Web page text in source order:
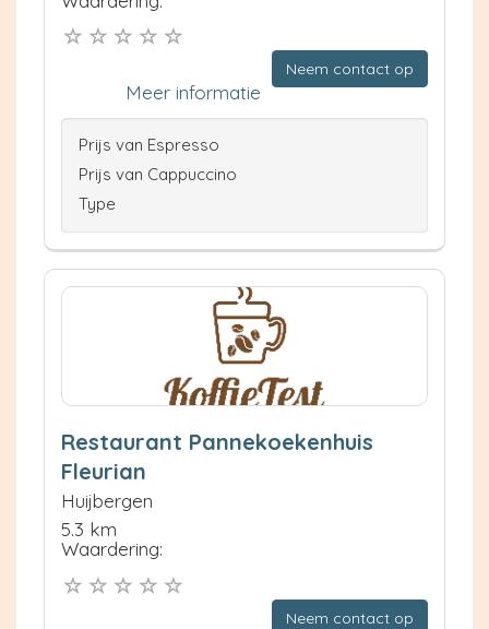
Neem contact op
Meer informatie
Prijs van Espresso
Prijs van Cappuccino
Type
Restaurant Pannekoekenhuis
Fleurian
Huijbergen
5.3 km
Waardering:
Neem contact op